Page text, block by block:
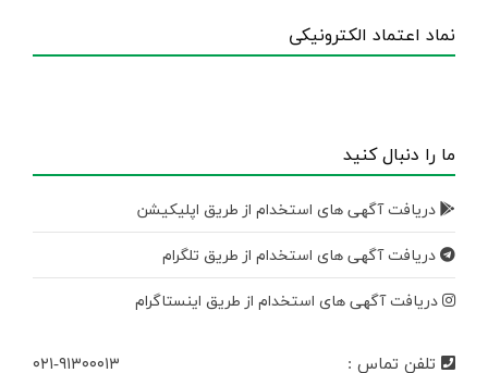
نماد اعتماد الکترونیکی
ما را دنبال کنید
دریافت آگهی های استخدام از طریق اپلیکیشن
دریافت آگهی های استخدام از طریق تلگرام
دریافت آگهی های استخدام از طریق اینستاگرام
تلفن تماس : ۰۲۱-۹۱۳۰۰۰۱۳